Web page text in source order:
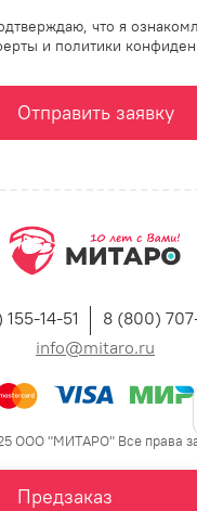
Предзаказ
что я
и политики
Отправить заявку
14-51
8 (800)
info@mitaro.ru
ООО "МИТАРО" Все права